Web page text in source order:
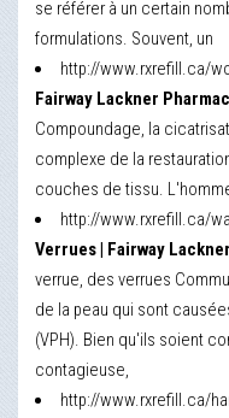
se référer à un certain
formulations. Souvent, un
http://www.rxrefill.ca/
Fairway Lackner
Compoundage, la
complexe de la
couches de tissu.
http://www.rxrefill.ca/
Verrues | Fairway
verrue, des verrues
de la peau qui sont
(VPH). Bien qu'ils soient
contagieuse,
http://www.rxrefill.ca/